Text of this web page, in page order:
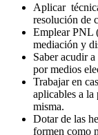
Aplicar
resolución de
Emplear PNL
mediación y
Saber acudir
por medios
Trabajar en
aplicables a
misma.
Dotar de las
formen como